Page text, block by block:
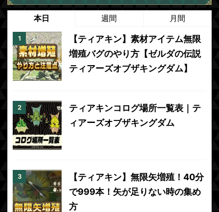
本日 週間 月間
【ティアキン】素材アイテム無限
増殖バグのやり方【ゼルダの伝説
ティアーズオブザキングダム】
ティアキンコログ場所一覧表｜テ
ィアーズオブザキングダム
【ティアキン】無限矢増殖！40分
で999本！矢が足りない時の集め
方